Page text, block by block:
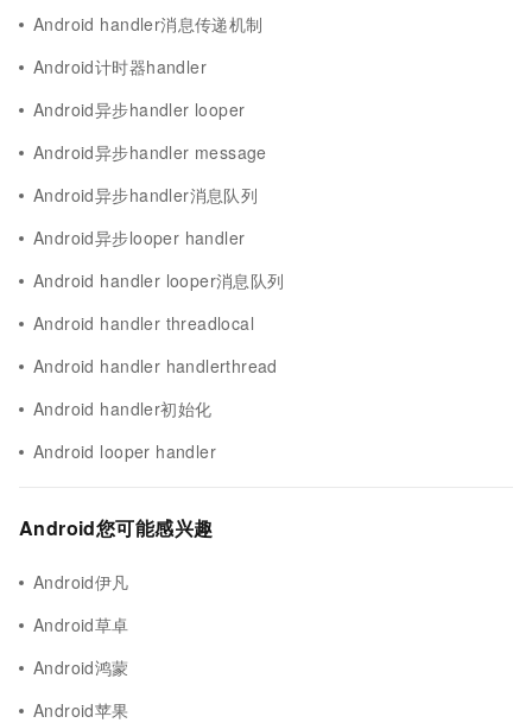
Android handler消息传递机制
Android计时器handler
Android异步handler looper
Android异步handler message
Android异步handler消息队列
Android异步looper handler
Android handler looper消息队列
Android handler threadlocal
Android handler handlerthread
Android handler初始化
Android looper handler
Android您可能感兴趣
Android伊凡
Android草卓
Android鸿蒙
Android苹果